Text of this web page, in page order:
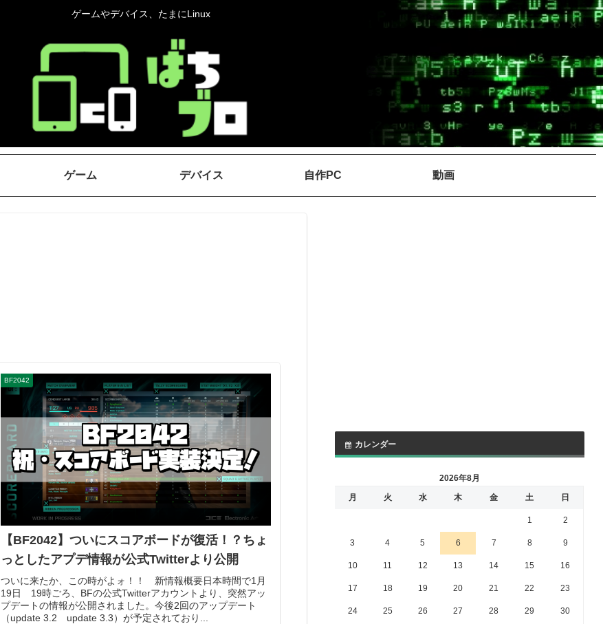
ゲームやデバイス、たまにLinux
ゲーム デバイス 自作PC 動画
BF2042
【BF2042】ついにスコアボードが復活！？ちょ
っとしたアプデ情報が公式Twitterより公開
ついに来たか、この時がよォ！！ 新情報概要日本時間で1月
19日 19時ごろ、BFの公式Twitterアカウントより、突然アッ
プデートの情報が公開されました。今後2回のアップデート
（update 3.2 update 3.3）が予定されており...
カレンダー
2026年8月
月
火 水 木 金 土 日
1 2
3 4 5 6 7 8 9
10 11 12 13 14 15 16
17 18 19 20 21 22 23
24 25 26 27 28 29 30